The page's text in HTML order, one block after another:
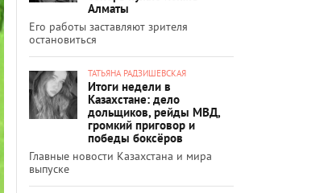
Алматы
Его работы заставляют зрителя
остановиться
ТАТЬЯНА РАДЗИШЕВСКАЯ
Итоги недели в
Казахстане: дело
дольщиков, рейды МВД,
громкий приговор и
победы боксёров
Главные новости Казахстана и мира
выпуске